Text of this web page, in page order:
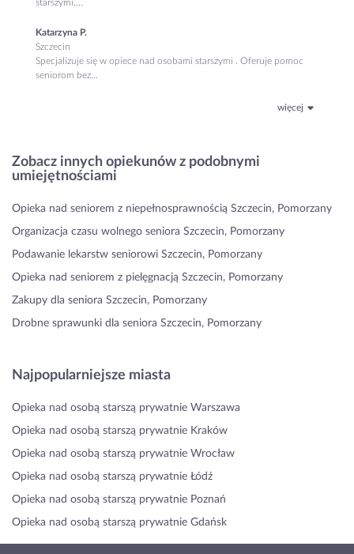
starszymi,...
Katarzyna P.
Szczecin
Specjalizuje się w opiece nad osobami starszymi . Oferuje pomoc
seniorom bez...
więcej
Zobacz innych opiekunów z podobnymi
umiejętnościami
Opieka nad seniorem z niepełnosprawnością Szczecin, Pomorzany
Organizacja czasu wolnego seniora Szczecin, Pomorzany
Podawanie lekarstw seniorowi Szczecin, Pomorzany
Opieka nad seniorem z pielęgnacją Szczecin, Pomorzany
Zakupy dla seniora Szczecin, Pomorzany
Drobne sprawunki dla seniora Szczecin, Pomorzany
Najpopularniejsze miasta
Opieka nad osobą starszą prywatnie Warszawa
Opieka nad osobą starszą prywatnie Kraków
Opieka nad osobą starszą prywatnie Wrocław
Opieka nad osobą starszą prywatnie Łódź
Opieka nad osobą starszą prywatnie Poznań
Opieka nad osobą starszą prywatnie Gdańsk